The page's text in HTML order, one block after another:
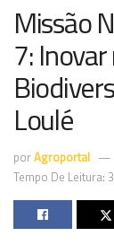
Missão
7:
Loulé
porAgroportal
Tempo De Leitura: